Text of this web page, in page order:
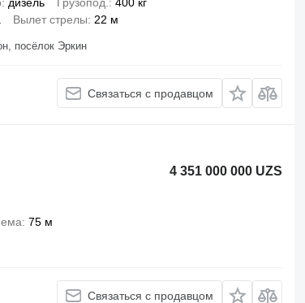
Вылет стрелы 22 м
посёлок Эркин
Связаться с продавцом
4 351 000 000 UZS
75 м
Связаться с продавцом